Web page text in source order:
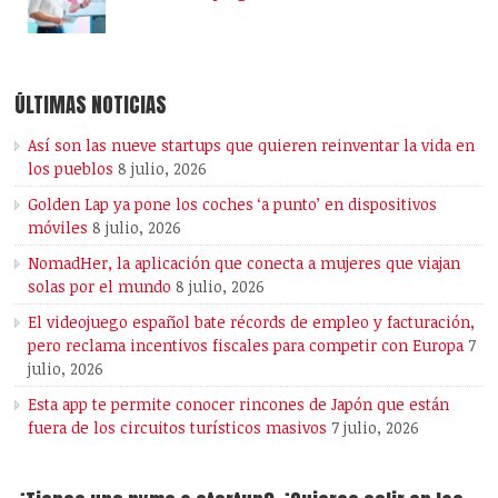
ÚLTIMAS NOTICIAS
Así son las nueve startups que quieren reinventar la vida en
los pueblos 8 julio, 2026
Golden Lap ya pone los coches ‘a punto’ en dispositivos
móviles 8 julio, 2026
NomadHer, la aplicación que conecta a mujeres que viajan
solas por el mundo 8 julio, 2026
El videojuego español bate récords de empleo y facturación,
pero reclama incentivos fiscales para competir con Europa 7
julio, 2026
Esta app te permite conocer rincones de Japón que están
fuera de los circuitos turísticos masivos 7 julio, 2026